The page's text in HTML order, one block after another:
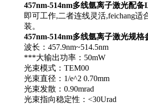
457nm-514nm多线氩离子激光配备
即可工作,二者连线灵活,feichang适
装。
457nm-514nm多线氩离子激光规格
波长：457.9nm~514.5nm
***大输出功率：50mW
光束模式：TEM00
光束直径：1/e^2 0.70mm
光束发散：0.90mrad
光束指向稳定性：<30Urad